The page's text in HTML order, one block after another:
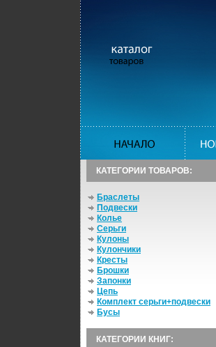
КАТЕГОРИИ ТОВАРОВ:
Браслеты
Подвески
Колье
Серьги
Кулоны
Кулончики
Кресты
Брошки
Запонки
Цепь
Комплект серьги+подвески
Бусы
КАТЕГОРИИ КНИГ: